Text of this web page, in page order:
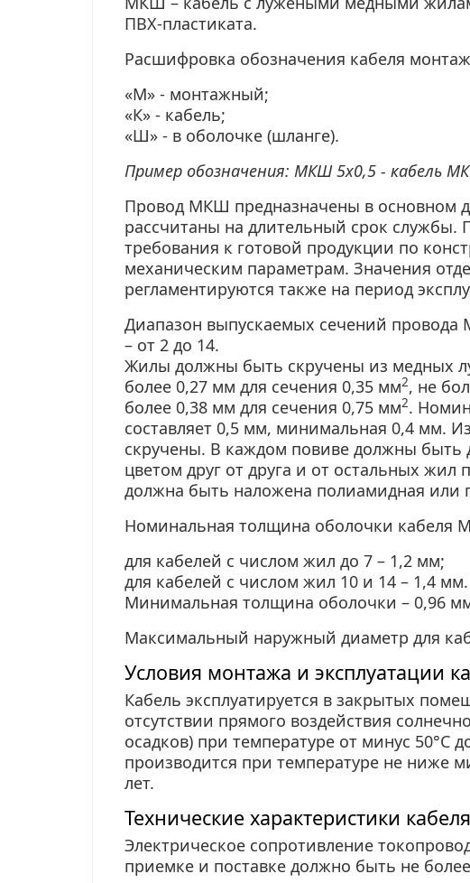
ПВХ-пластиката.
Расшифровка обозначения кабеля
«М» - монтажный;
«К» - кабель;
«Ш» - в оболочке (шланге).
Пример обозначения: МКШ 5х0,5 - кабель
Провод МКШ предназначены в основном
рассчитаны на длительный срок службы.
требования к готовой продукции по
механическим параметрам. Значения
регламентируются также на период
Диапазон выпускаемых сечений провода
– от 2 до 14.
Жилы должны быть скручены из медных
более 0,27 мм для сечения 0,35 мм2, не
более 0,38 мм для сечения 0,75 мм2.
составляет 0,5 мм, минимальная 0,4 мм.
скручены. В каждом повиве должны
цветом друг от друга и от остальных
должна быть наложена полиамидная или
Номинальная толщина оболочки кабеля
для кабелей с числом жил до 7 – 1,2 мм;
для кабелей с числом жил 10 и 14 – 1,4 мм.
Минимальная толщина оболочки – 0,96
Максимальный наружный диаметр для
Условия монтажа и эксплуатации
Кабель эксплуатируется в закрытых
отсутствии прямого воздействия
осадков) при температуре от минус 50°С
производится при температуре не ниже
лет.
Технические характеристики
Электрическое сопротивление
приемке и поставке должно быть не более